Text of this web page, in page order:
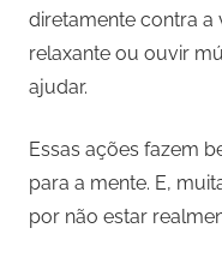
diretamente contra a
relaxante ou ouvir
ajudar.
Essas ações fazem
para a mente. E,
por não estar